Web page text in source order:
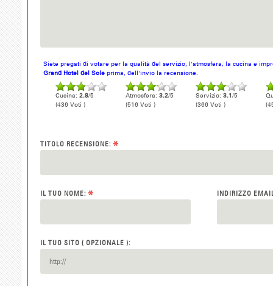
Siete pregati di votare per la qualità del servizio, l'atmosfera, la cucina e
Grand Hotel del Sole prima, dell'invio la recensione.
Cucina: 2.8/5
(436 Voti )
Atmosfera: 3.2/5
(516 Voti )
Servizio: 3.1/5
(366 Voti )
TITOLO RECENSIONE: *
IL TUO NOME: * INDIRIZZO
IL TUO SITO ( OPZIONALE ):